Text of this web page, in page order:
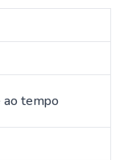
ao tempo